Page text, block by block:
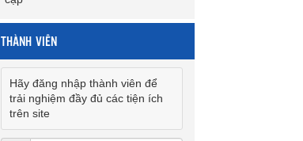
THÀNH VIÊN
Hãy đăng nhập thành viên để
trải nghiệm đầy đủ các tiện ích
trên site